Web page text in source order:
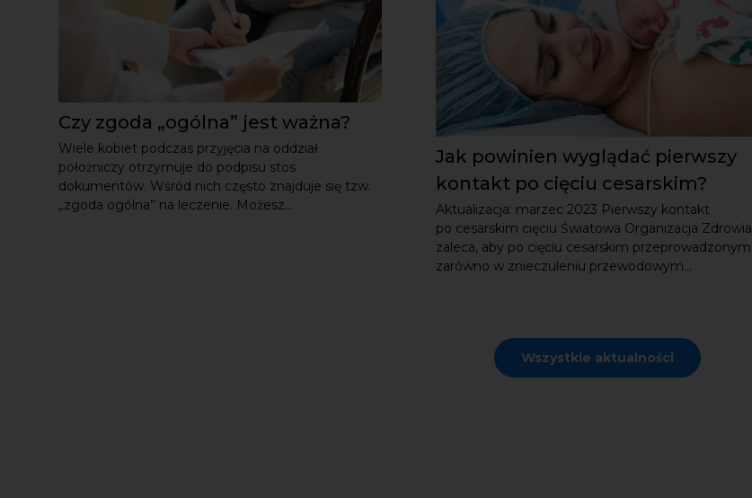
Czy zgoda „ogólna” jest ważna?
Wiele kobiet podczas przyjęcia na oddział
położniczy otrzymuje do podpisu stos
dokumentów. Wśród nich często znajduje się tzw.
„zgoda ogólna” na leczenie. Możesz...
Jak powinien wyglądać pierwszy
kontakt po cięciu cesarskim?
Aktualizacja: marzec 2023 Pierwszy kontakt
po cesarskim cięciu Światowa Organizacja Zdrowia
zaleca, aby po cięciu cesarskim przeprowadzonym
zarówno w znieczuleniu przewodowym...
Wszystkie aktualności